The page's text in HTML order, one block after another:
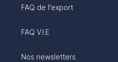
FAQ de l'export
FAQ V.I.E
Nos newsletters